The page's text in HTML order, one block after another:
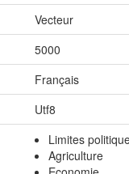
Vecteur
5000
Français
Utf8
Limites
Agriculture